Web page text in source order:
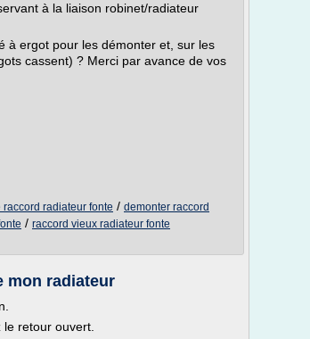
à la liaison robinet/radiateur
à ergot pour les démonter et, sur les
cassent) ? Merci par avance de vos
radiateur fonte / demonter raccord
/ raccord vieux radiateur fonte
mon radiateur
retour ouvert.